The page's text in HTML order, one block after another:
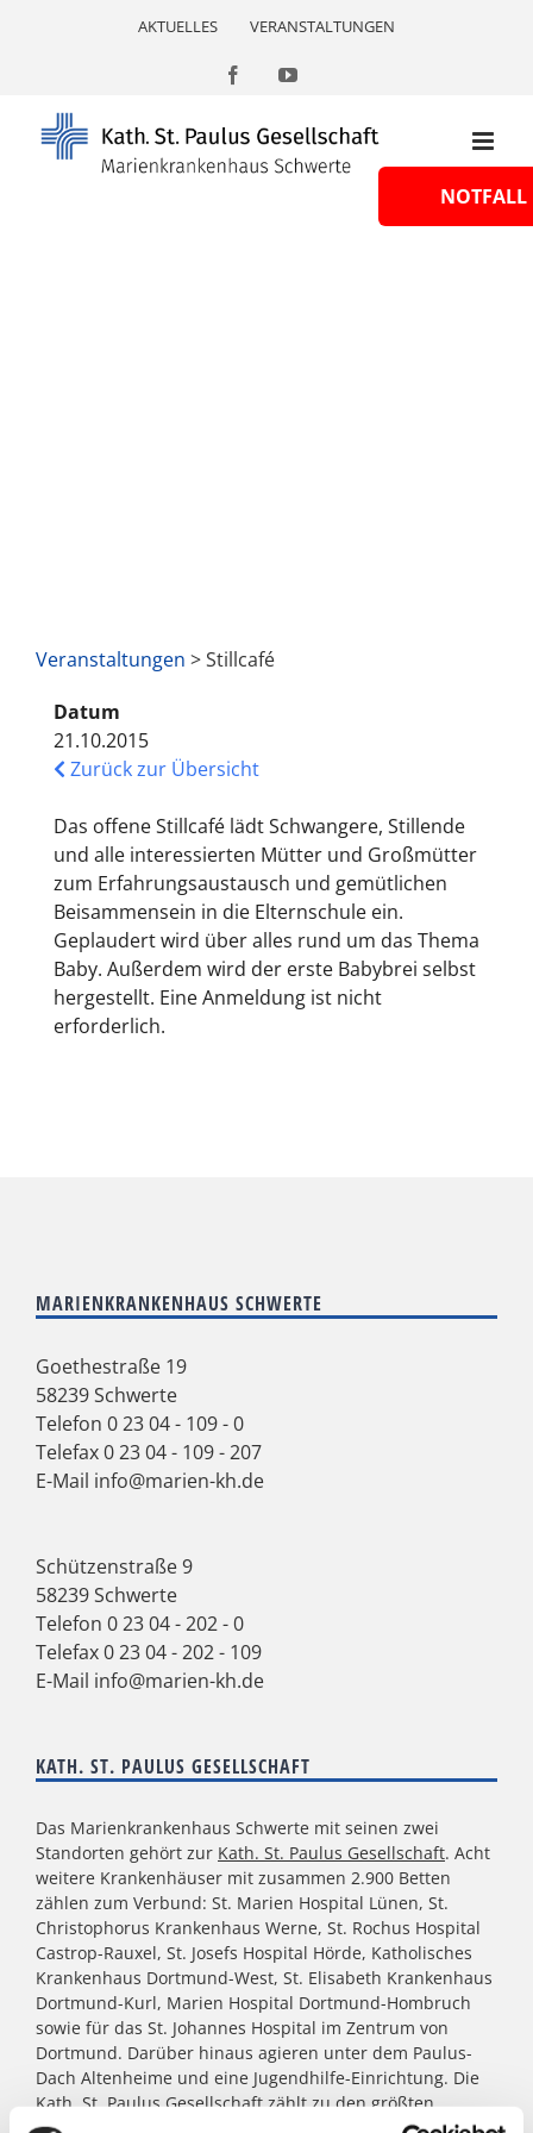
AKTUELLES VERANSTALTUNGEN
FacebookYouTube
Veranstaltungen > Stillcafé
Datum
21.10.2015
Zurück zur Übersicht
Das offene Stillcafé lädt Schwangere, Stillende
und alle interessierten Mütter und Großmütter
zum Erfahrungsaustausch und gemütlichen
Beisammensein in die Elternschule ein.
Geplaudert wird über alles rund um das Thema
Baby. Außerdem wird der erste Babybrei selbst
hergestellt. Eine Anmeldung ist nicht
erforderlich.
MARIENKRANKENHAUS SCHWERTE
Goethestraße 19
58239 Schwerte
Telefon 0 23 04 - 109 - 0
Telefax 0 23 04 - 109 - 207
E-Mail info@marien-kh.de
Schützenstraße 9
58239 Schwerte
Telefon 0 23 04 - 202 - 0
Telefax 0 23 04 - 202 - 109
E-Mail info@marien-kh.de
KATH. ST. PAULUS GESELLSCHAFT
Das Marienkrankenhaus Schwerte mit seinen zwei
Standorten gehört zur Kath. St. Paulus Gesellschaft. Acht
weitere Krankenhäuser mit zusammen 2.900 Betten
zählen zum Verbund: St. Marien Hospital Lünen, St.
Christophorus Krankenhaus Werne, St. Rochus Hospital
Castrop-Rauxel, St. Josefs Hospital Hörde, Katholisches
Krankenhaus Dortmund-West, St. Elisabeth Krankenhaus
Dortmund-Kurl, Marien Hospital Dortmund-Hombruch
sowie für das St. Johannes Hospital im Zentrum von
Dortmund. Darüber hinaus agieren unter dem Paulus-
Dach Altenheime und eine Jugendhilfe-Einrichtung. Die
Kath. St. Paulus Gesellschaft zählt zu den größten
katholischen Trägern in Nordrhein- Westfalen; rund
NOTFALL